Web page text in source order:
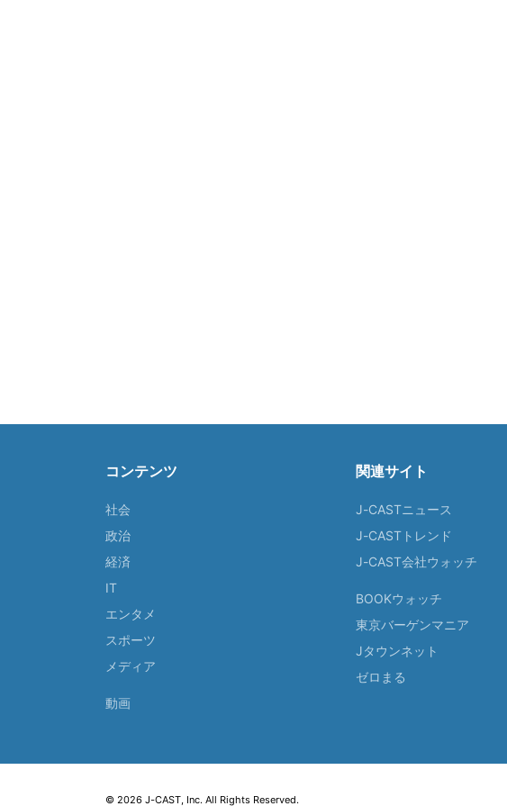
コンテンツ
社会
政治
経済
IT
エンタメ
スポーツ
メディア
動画
関連サイト
J-CASTニュース
J-CASTトレンド
J-CAST会社ウォッチ
BOOKウォッチ
東京バーゲンマニア
Jタウンネット
ゼロまる
© 2026 J-CAST, Inc. All Rights Reserved.